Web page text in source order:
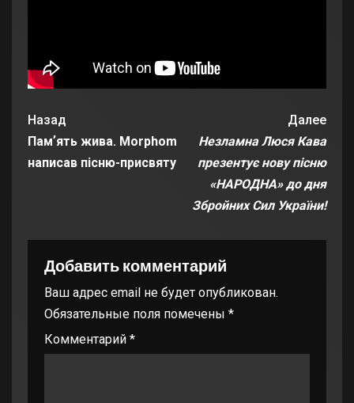
Назад
Памʼять жива. Morphom
написав пісню-присвяту
Далее
Незламна Люся Кава
презентує нову пісню
«НАРОДНА» до дня
Збройних Сил України!
Добавить комментарий
Ваш адрес email не будет опубликован.
Обязательные поля помечены *
Комментарий *